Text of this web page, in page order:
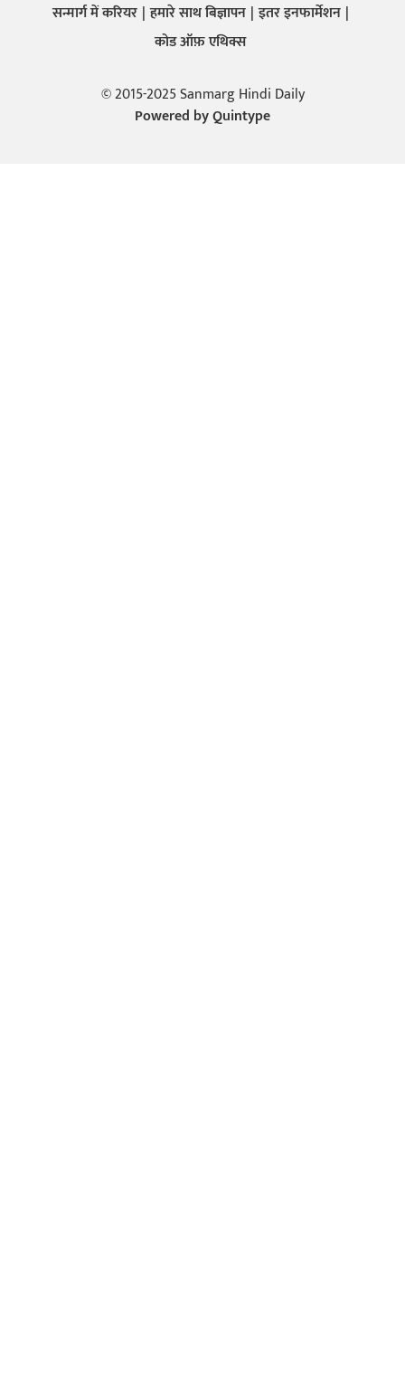
सन्मार्ग में करियर हमारे साथ बिज्ञापन इतर इनफार्मेशन
कोड ऑफ़ एथिक्स
© 2015-2025 Sanmarg Hindi Daily
Powered byQuintype